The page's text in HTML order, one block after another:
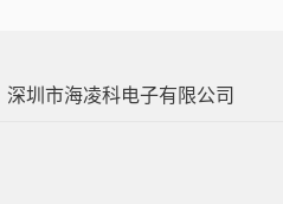
深圳市海凌科电子有限公司